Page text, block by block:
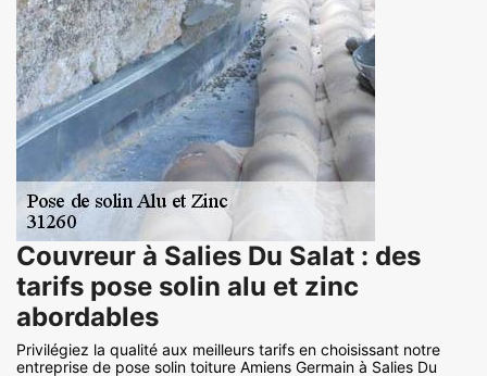
Couvreur à Salies Du Salat : des
tarifs pose solin alu et zinc
abordables
Privilégiez la qualité aux meilleurs tarifs en choisissant notre
entreprise de pose solin toiture Amiens Germain à Salies Du